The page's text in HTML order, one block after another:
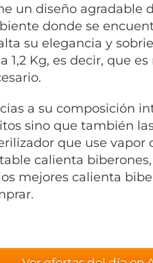
un diseño agradable
donde se
su elegancia y
1,2 Kg, es decir, que
a su composición
sino que también
que use vapor
calienta
mejores calienta